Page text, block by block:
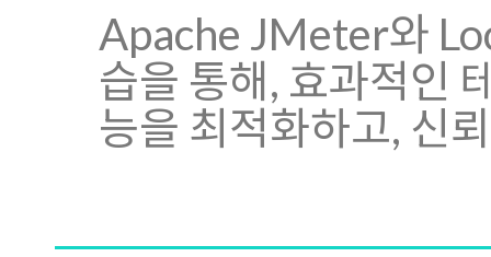
Apache JMeter와
습을 통해, 효과적인
능을 최적화하고, 신